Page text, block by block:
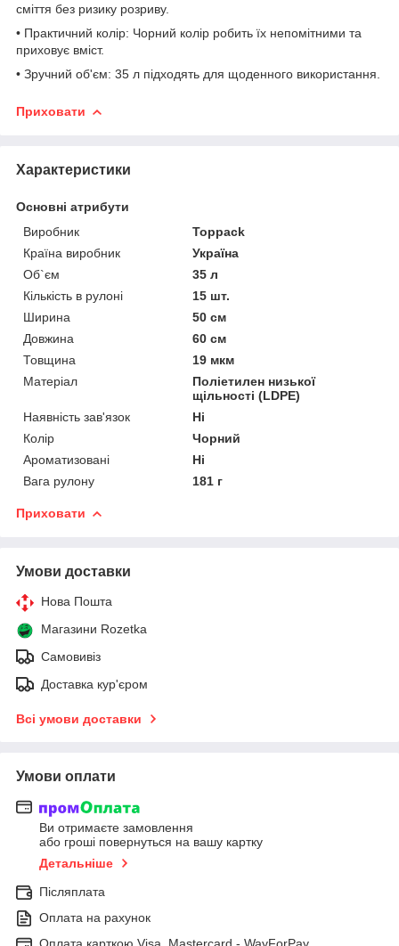
сміття без ризику розриву.
• Практичний колір: Чорний колір робить їх непомітними та
приховує вміст.
• Зручний об'єм: 35 л підходять для щоденного використання.
Приховати
Характеристики
Основні атрибути
Виробник
Toppack
Країна виробник
Україна
Об`єм
35 л
Кількість в рулоні
15 шт.
Ширина
50 см
Довжина
60 см
Товщина
19 мкм
Матеріал
Поліетилен низької
щільності (LDPE)
Наявність зав'язок
Ні
Колір
Чорний
Ароматизовані
Ні
Вага рулону
181 г
Приховати
Умови доставки
Нова Пошта
Магазини Rozetka
Самовивіз
Доставка кур'єром
Всі умови доставки
Умови оплати
Ви отримаєте замовлення
або гроші повернуться на вашу картку
Детальніше
Післяплата
Оплата на рахунок